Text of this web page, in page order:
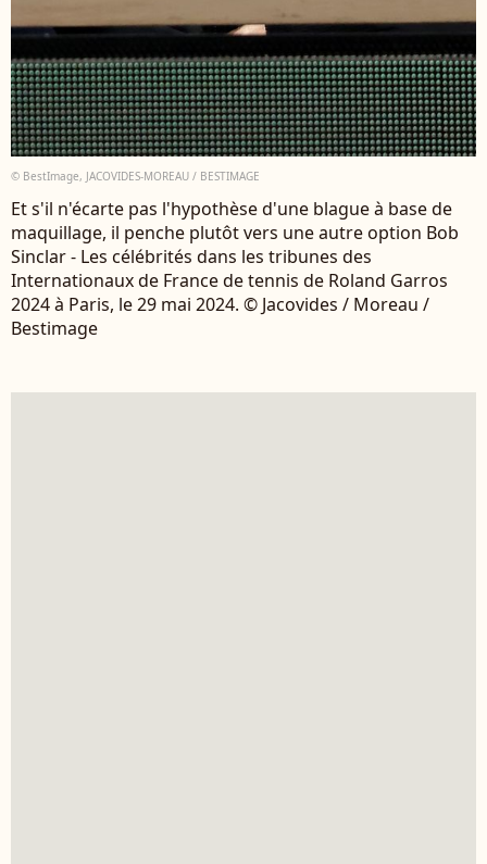
© BestImage, JACOVIDES-MOREAU / BESTIMAGE
Et s'il n'écarte pas l'hypothèse d'une blague à base de
maquillage, il penche plutôt vers une autre option Bob
Sinclar - Les célébrités dans les tribunes des
Internationaux de France de tennis de Roland Garros
2024 à Paris, le 29 mai 2024. © Jacovides / Moreau /
Bestimage